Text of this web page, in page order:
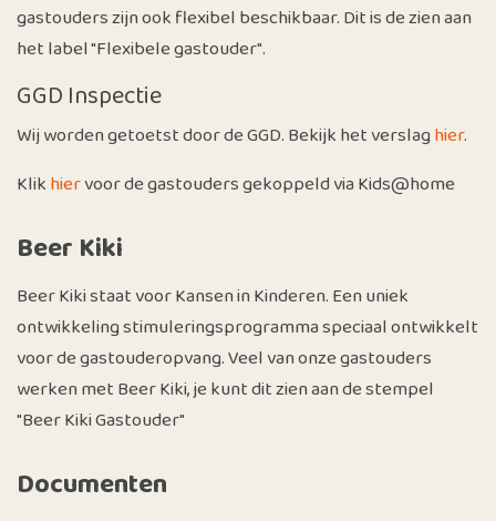
gastouders zijn ook flexibel beschikbaar. Dit is de zien aan
het label "Flexibele gastouder".
GGD Inspectie
Wij worden getoetst door de GGD. Bekijk het verslaghier.
Klikhiervoor de gastouders gekoppeld via Kids@home
Beer Kiki
Beer Kiki staat voor Kansen in Kinderen. Een uniek
ontwikkeling stimuleringsprogramma speciaal ontwikkelt
voor de gastouderopvang. Veel van onze gastouders
werken met Beer Kiki, je kunt dit zien aan de stempel
"Beer Kiki Gastouder"
Documenten